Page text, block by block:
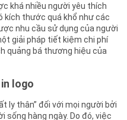
khá nhiều người yêu thích
kích thước quá khổ như các
nhu cầu sử dụng của người
giải pháp tiết kiệm chi phí
quảng bá thương hiệu của
logo
ly thân” đối với mọi người bởi
sống hàng ngày. Do đó, việc